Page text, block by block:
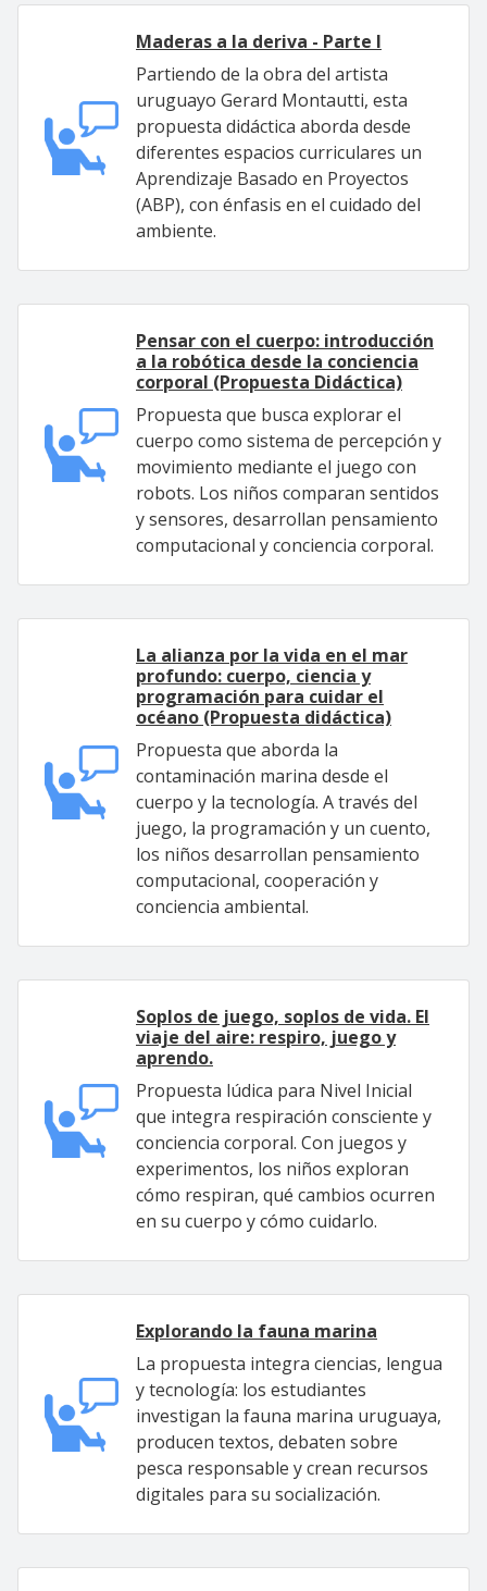
Maderas a la deriva - Parte I
Partiendo de la obra del artista
uruguayo Gerard Montautti, esta
propuesta didáctica aborda desde
diferentes espacios curriculares un
Aprendizaje Basado en Proyectos
(ABP), con énfasis en el cuidado del
ambiente.
Pensar con el cuerpo: introducción
a la robótica desde la conciencia
corporal (Propuesta Didáctica)
Propuesta que busca explorar el
cuerpo como sistema de percepción y
movimiento mediante el juego con
robots. Los niños comparan sentidos
y sensores, desarrollan pensamiento
computacional y conciencia corporal.
La alianza por la vida en el mar
profundo: cuerpo, ciencia y
programación para cuidar el
océano (Propuesta didáctica)
Propuesta que aborda la
contaminación marina desde el
cuerpo y la tecnología. A través del
juego, la programación y un cuento,
los niños desarrollan pensamiento
computacional, cooperación y
conciencia ambiental.
Soplos de juego, soplos de vida. El
viaje del aire: respiro, juego y
aprendo.
Propuesta lúdica para Nivel Inicial
que integra respiración consciente y
conciencia corporal. Con juegos y
experimentos, los niños exploran
cómo respiran, qué cambios ocurren
en su cuerpo y cómo cuidarlo.
Explorando la fauna marina
La propuesta integra ciencias, lengua
y tecnología: los estudiantes
investigan la fauna marina uruguaya,
producen textos, debaten sobre
pesca responsable y crean recursos
digitales para su socialización.